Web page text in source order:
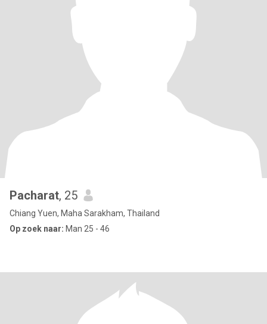
Pacharat, 25
Chiang Yuen, Maha Sarakham, Thailand
Op zoek naar: Man 25 - 46